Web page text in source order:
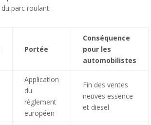
parc roulant.
Portée
Conséquence
pour les
automobilistes
Application
du
règlement
européen
Fin des ventes
neuves essence
et diesel